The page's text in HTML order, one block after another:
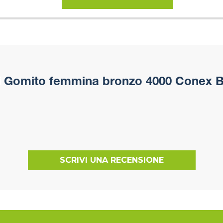
Gomito femmina bronzo 4000 Conex
SCRIVI UNA RECENSIONE